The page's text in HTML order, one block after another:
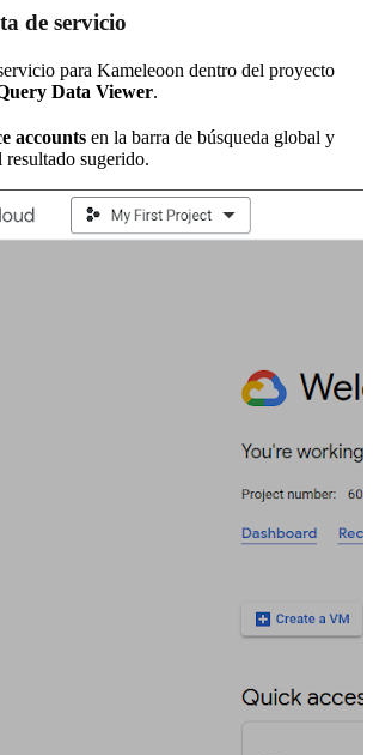
de servicio
para Kameleoon dentro del proyecto
Data Viewer.
accounts en la barra de búsqueda global y
resultado sugerido.